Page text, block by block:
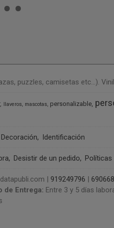
puzzles, camisetas etc...).
llaveros mascotas personalizable
Decoración Identificación
Desistir de un pedido Políticas
| 919249796 |
de Entrega: Entre 3 y 5 días